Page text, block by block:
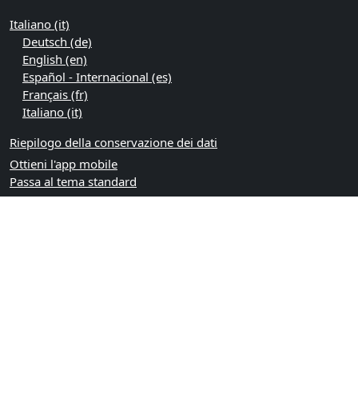
Italiano ‎(it)‎
Deutsch ‎(de)‎
English ‎(en)‎
Español - Internacional ‎(es)‎
Français ‎(fr)‎
Italiano ‎(it)‎
Riepilogo della conservazione dei dati
Ottieni l'app mobile
Passa al tema standard